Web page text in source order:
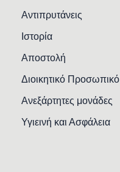
Αντιπρυτάνεις
Ιστορία
Αποστολή
Διοικητικό Προσωπικό
Ανεξάρτητες μονάδες
Υγιεινή και Ασφάλεια